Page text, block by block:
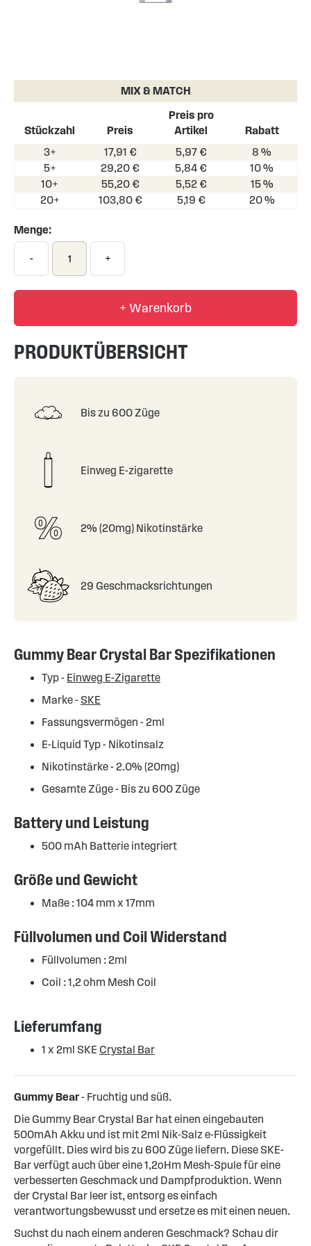
the
the
gallery
MIX & MATCH
Stückzahl Preis
Preis pro
Artikel
Rabatt
3+
17,91 € 5,97 €
8 %
5+
29,20 € 5,84 €
10 %
10+
55,20 € 5,52 €
15 %
20+
103,80 € 5,19 € 20 %
Menge:
- +
+ Warenkorb
PRODUKTÜBERSICHT
Bis zu 600 Züge
Einweg E-zigarette
2% (20mg) Nikotinstärke
29 Geschmacksrichtungen
Gummy Bear Crystal Bar Spezifikationen
Typ - Einweg E-Zigarette
Marke - SKE
Fassungsvermögen - 2ml
E-Liquid Typ - Nikotinsalz
Nikotinstärke - 2.0% (20mg)
Gesamte Züge - Bis zu 600 Züge
Battery und Leistung
500 mAh Batterie integriert
Größe und Gewicht
Maße : 104 mm x 17mm
Füllvolumen und Coil Widerstand
Füllvolumen : 2ml
Coil : 1,2 ohm Mesh Coil
Lieferumfang
1 x 2ml SKE Crystal Bar
Gummy Bear- Fruchtig und süß.
Die Gummy Bear Crystal Bar hat einen eingebauten
500mAh Akku und ist mit 2ml Nik-Salz e-Flüssigkeit
vorgefüllt. Dies wird bis zu 600 Züge liefern. Diese SKE-
Bar verfügt auch über eine 1,2oHm Mesh-Spule für eine
verbesserten Geschmack und Dampfproduktion. Wenn
der Crystal Bar leer ist, entsorg es einfach
verantwortungsbewusst und ersetze es mit einen neuen.
Suchst du nach einem anderen Geschmack? Schau dir